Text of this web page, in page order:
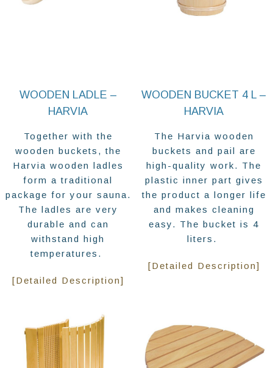
WOODEN LADLE –
HARVIA
Together with the
wooden buckets, the
Harvia wooden ladles
form a traditional
package for your sauna.
The ladles are very
durable and can
withstand high
temperatures.
[Detailed Description]
WOODEN BUCKET 4 L –
HARVIA
The Harvia wooden
buckets and pail are
high-quality work. The
plastic inner part gives
the product a longer life
and makes cleaning
easy. The bucket is 4
liters.
[Detailed Description]